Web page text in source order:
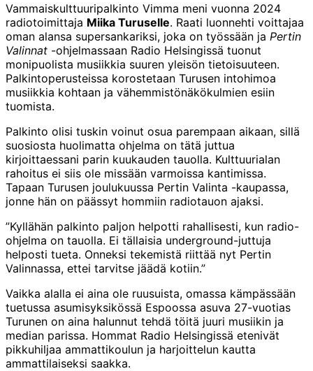
Vammaiskulttuuripalkinto Vimma meni vuonna 2024
radiotoimittaja Miika Turuselle. Raati luonnehti voittajaa
oman alansa supersankariksi, joka on työssään ja Pertin
Valinnat -ohjelmassaan Radio Helsingissä tuonut
monipuolista musiikkia suuren yleisön tietoisuuteen.
Palkintoperusteissa korostetaan Turusen intohimoa
musiikkia kohtaan ja vähemmistönäkökulmien esiin
tuomista.
Palkinto olisi tuskin voinut osua parempaan aikaan, sillä
suosiosta huolimatta ohjelma on tätä juttua
kirjoittaessani parin kuukauden tauolla. Kulttuurialan
rahoitus ei siis ole missään varmoissa kantimissa.
Tapaan Turusen joulukuussa Pertin Valinta -kaupassa,
jonne hän on päässyt hommiin radiotauon ajaksi.
”Kyllähän palkinto paljon helpotti rahallisesti, kun radio-
ohjelma on tauolla. Ei tällaisia underground-juttuja
helposti tueta. Onneksi tekemistä riittää nyt Pertin
Valinnassa, ettei tarvitse jäädä kotiin.”
Vaikka alalla ei aina ole ruusuista, omassa kämpässään
tuetussa asumisyksikössä Espoossa asuva 27-vuotias
Turunen on aina halunnut tehdä töitä juuri musiikin ja
median parissa. Hommat Radio Helsingissä etenivät
pikkuhiljaa ammattikoulun ja harjoittelun kautta
ammattilaiseksi saakka.